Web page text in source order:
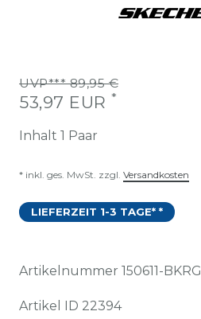
UVP*** 89,95 €
53,97 EUR *
Inhalt 1 Paar
* inkl. ges. MwSt. zzgl. Versandkosten
LIEFERZEIT 1-3 TAGE* *
Artikelnummer 150611-BKRG
Artikel ID 22394